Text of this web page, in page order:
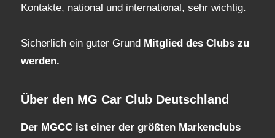
Kontakte, national und international, sehr wichtig.
Sicherlich ein guter Grund Mitglied des Clubs zu
werden.
Über den MG Car Club Deutschland
Der MGCC ist einer der größten Markenclubs